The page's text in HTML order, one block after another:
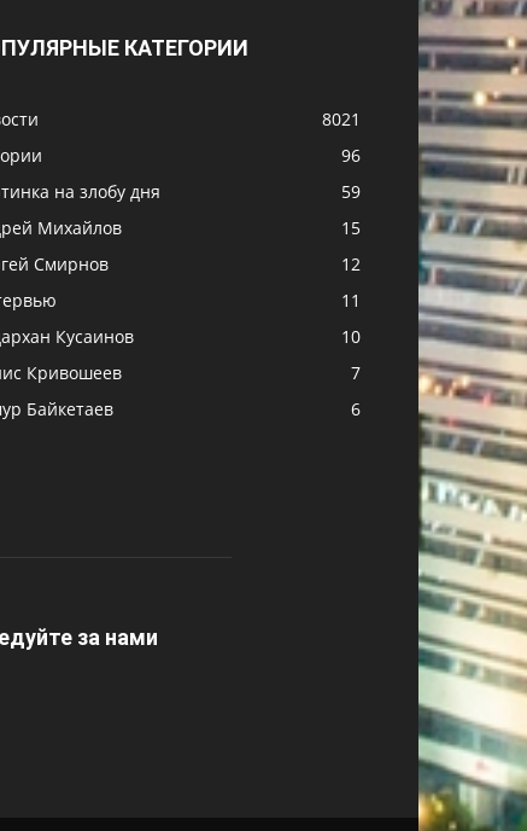
КАТЕГОРИИ
8021
96
на злобу дня
59
Михайлов
15
Смирнов
12
11
Кусаинов
10
Кривошеев
7
Байкетаев
6
за нами